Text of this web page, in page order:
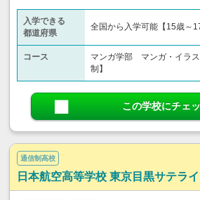
入学できる
都道府県
全国から入学可能【15歳～
コース
マンガ学部 マンガ・イラ
制】
この学校にチェ
通信制高校
日本航空高等学校 東京目黒サテライ